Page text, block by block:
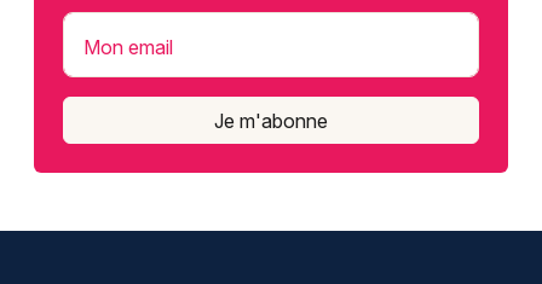
Mon email
Je m'abonne